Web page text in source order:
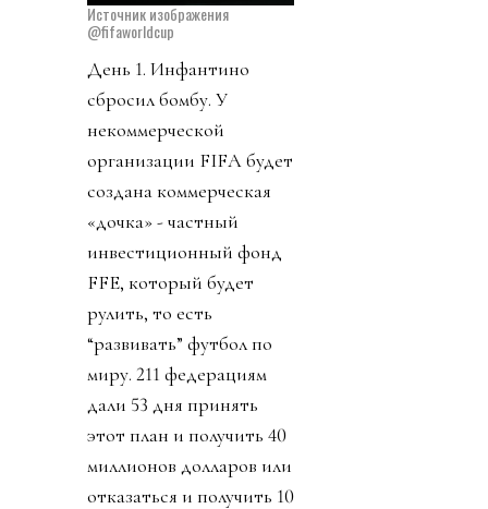
Источник изображения
@fifaworldcup
День 1. Инфантино
сбросил бомбу. У
некоммерческой
организации FIFA будет
создана коммерческая
«дочка» - частный
инвестиционный фонд
FFE, который будет
рулить, то есть
“развивать” футбол по
миру. 211 федерациям
дали 53 дня принять
этот план и получить 40
миллионов долларов или
отказаться и получить 10